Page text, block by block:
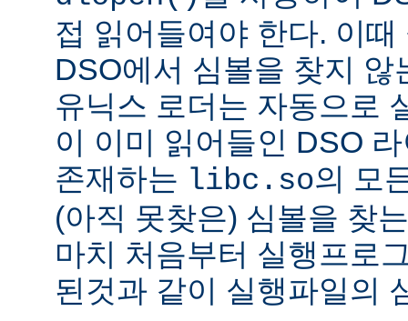
접 읽어들여야 한다. 이
DSO에서 심볼을 찾지 않
유닉스 로더는 자동으로
이 이미 읽어들인 DSO
존재하는 libc.so의 모
(아직 못찾은) 심볼을 찾
마치 처음부터 실행프로
된것과 같이 실행파일의